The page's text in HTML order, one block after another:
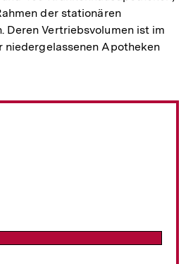
der stationären
Deren Vertriebsvolumen ist im
niedergelassenen Apotheken